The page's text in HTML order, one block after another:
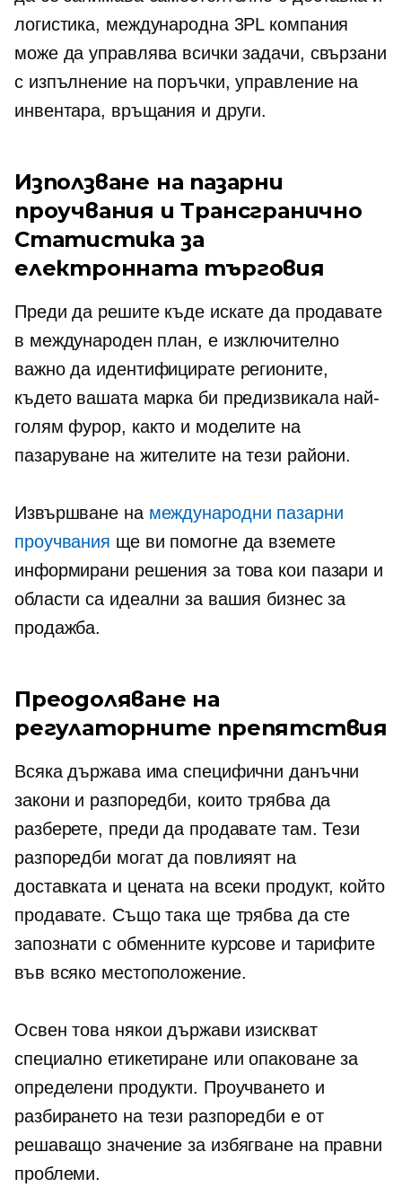
логистика, международна 3PL компания
може да управлява всички задачи, свързани
с изпълнение на поръчки, управление на
инвентара, връщания и други.
Използване на пазарни
проучвания иТрансгранично
Статистика за
електронната търговия
Преди да решите къде искате да продавате
в международен план, е изключително
важно да идентифицирате регионите,
където вашата марка би предизвикала най-
голям фурор, както и моделите на
пазаруване на жителите на тези райони.
Извършване на международни пазарни
проучвания ще ви помогне да вземете
информирани решения за това кои пазари и
области са идеални за вашия бизнес за
продажба.
Преодоляване на
регулаторните препятствия
Всяка държава има специфични данъчни
закони и разпоредби, които трябва да
разберете, преди да продавате там. Тези
разпоредби могат да повлияят на
доставката и цената на всеки продукт, който
продавате. Също така ще трябва да сте
запознати с обменните курсове и тарифите
във всяко местоположение.
Освен това някои държави изискват
специално етикетиране или опаковане за
определени продукти. Проучването и
разбирането на тези разпоредби е от
решаващо значение за избягване на правни
проблеми.